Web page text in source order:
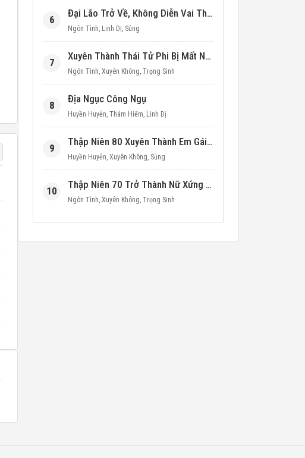
6
Đại Lão Trở Về, Không Diễn Vai Thiên Kim Giả Nữa
Ngôn Tình, Linh Dị, Sủng
7
Xuyên Thành Thái Tử Phi Bị Mất Nước
Ngôn Tình, Xuyên Không, Trọng Sinh
8
Địa Ngục Công Ngụ
Huyền Huyễn, Thám Hiểm, Linh Dị
9
Thập Niên 80 Xuyên Thành Em Gái Học Bá
Huyền Huyễn, Xuyên Không, Sủng
10
Thập Niên 70 Trở Thành Nữ Xứng Nuôi Con Làm Giàu
Ngôn Tình, Xuyên Không, Trọng Sinh